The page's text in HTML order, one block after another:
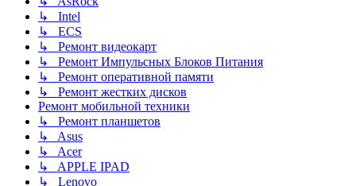
↳ Intel
↳ ECS
↳ Ремонт видеокарт
↳ Ремонт Импульсных Блоков Питания
↳ Ремонт оперативной памяти
↳ Ремонт жестких дисков
Ремонт мобильной техники
↳ Ремонт планшетов
↳ Asus
↳ Acer
↳ APPLE IPAD
↳ Lenovo